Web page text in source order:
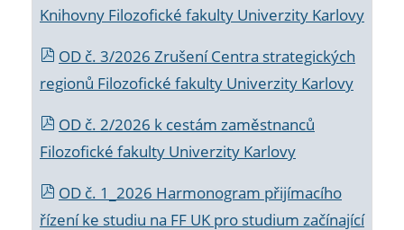
Knihovny Filozofické fakulty Univerzity Karlovy
OD č. 3/2026 Zrušení Centra strategických
regionů Filozofické fakulty Univerzity Karlovy
OD č. 2/2026 k cestám zaměstnanců
Filozofické fakulty Univerzity Karlovy
OD č. 1_2026 Harmonogram přijímacího
řízení ke studiu na FF UK pro studium začínající